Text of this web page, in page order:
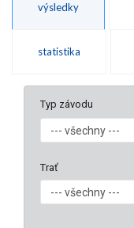
výsledky
statistika
Typ závodu
Trať